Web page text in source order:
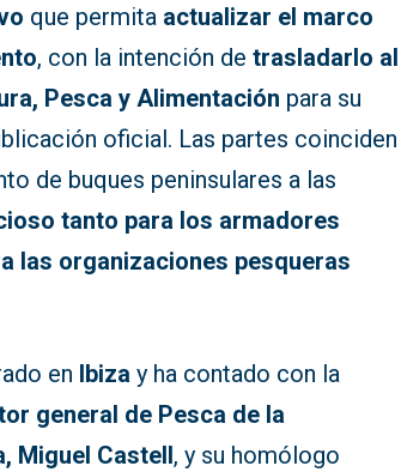
que permita actualizar el marco
, con la intención detrasladarlo al
Pesca y Alimentación para su
oficial. Las partes coinciden
de buques peninsulares a las
tanto para los armadores
las organizaciones pesqueras
en Ibiza y ha contado con la
general de Pesca de la
Miguel Castell, y su homólogo